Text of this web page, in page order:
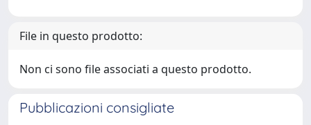
File in questo prodotto:
Non ci sono file associati a questo prodotto.
Pubblicazioni consigliate